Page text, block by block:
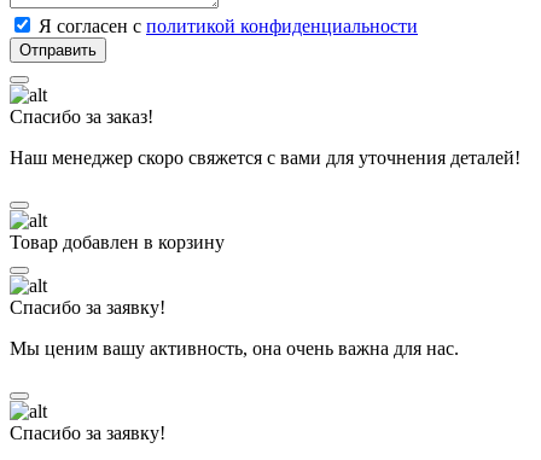
Я согласен с политикой конфиденциальности
Спасибо за заказ!
Наш менеджер скоро свяжется с вами для уточнения деталей!
Товар добавлен в корзину
Спасибо за заявку!
Мы ценим вашу активность, она очень важна для нас.
Спасибо за заявку!